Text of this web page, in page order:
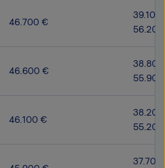
46.700 €
46.600 €
46.100 €